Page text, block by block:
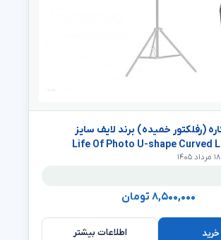
یو 4 کاره (رفلکتور خمیده) برند لایف سایز
180×60 Life Of Photo U-shape Curved
۸,۵۰۰,۰۰۰ تومان
خرید اطلاعات بیشتر